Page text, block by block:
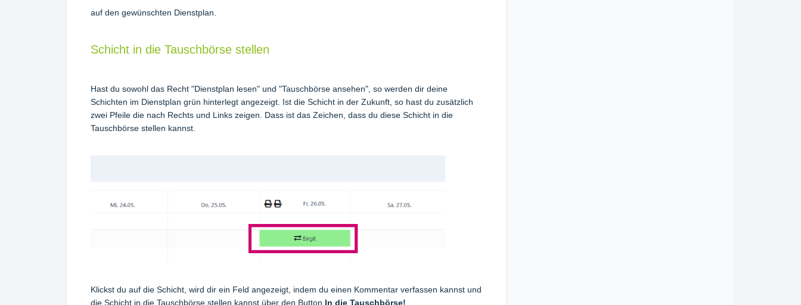
auf den gewünschten Dienstplan.
Schicht in die Tauschbörse stellen
Hast du sowohl das Recht "Dienstplan lesen" und "Tauschbörse ansehen", so werden dir deine
Schichten im Dienstplan grün hinterlegt angezeigt. Ist die Schicht in der Zukunft, so hast du zusätzlich
zwei Pfeile die nach Rechts und Links zeigen. Dass ist das Zeichen, dass du diese Schicht in die
Tauschbörse stellen kannst.
Klickst du auf die Schicht, wird dir ein Feld angezeigt, indem du einen Kommentar verfassen kannst und
die Schicht in die Tauschbörse stellen kannst über den Button In die Tauschbörse!